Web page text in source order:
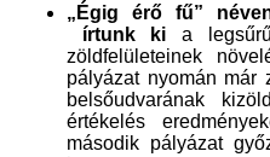
„Égig érő fű”
írtunk ki a
zöldfelületeinek
pályázat nyomán már
belsőudvarának
értékelés
második pályázat